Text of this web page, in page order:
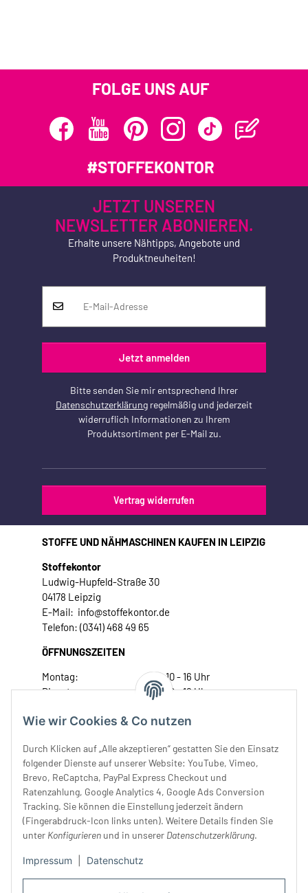
Wie wir Cookies & Co nutzen
Durch Klicken auf „Alle akzeptieren“ gestatten Sie den Einsatz
folgender Dienste auf unserer Website: YouTube, Vimeo,
Brevo, ReCaptcha, PayPal Express Checkout und
Ratenzahlung, Google Analytics 4, Google Ads Conversion
Tracking. Sie können die Einstellung jederzeit ändern
(Fingerabdruck-Icon links unten). Weitere Details finden Sie
unter Konfigurieren und in unserer Datenschutzerklärung.
Impressum Datenschutz
FOLGE UNS AUF
#STOFFEKONTOR
JETZT UNSEREN
NEWSLETTER ABONIEREN.
Erhalte unsere Nähtipps, Angebote und
Produktneuheiten!
Jetzt anmelden
Bitte senden Sie mir entsprechend Ihrer
Datenschutzerklärung regelmäßig und jederzeit
widerruflich Informationen zu Ihrem
Produktsortiment per E-Mail zu.
Vertrag widerrufen
STOFFE UND NÄHMASCHINEN KAUFEN IN LEIPZIG
Stoffekontor
Ludwig-Hupfeld-Straße 30
04178 Leipzig
E-Mail: info@stoffekontor.de
Telefon: (0341) 468 49 65
ÖFFNUNGSZEITEN
Montag:
10 - 16 Uhr
Dienstag:
10 - 16 Uhr
Donnerstag:
10 - 18 Uhr
Samstag:
10 - 14 Uhr
Unser Service
Rechtliches